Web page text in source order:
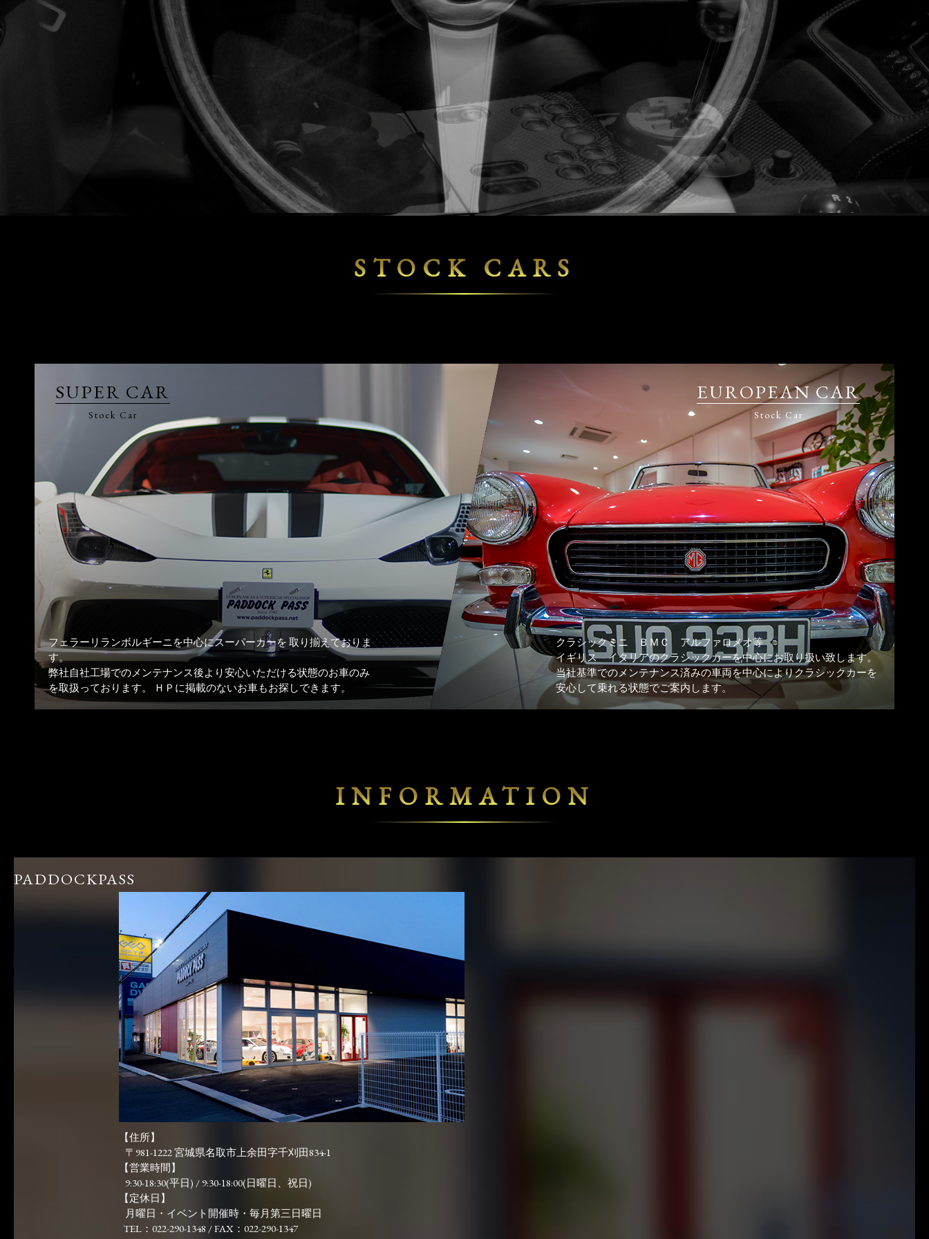
STOCK CARS
SUPER CAR
Stock Car
フェラーリランボルギーニを中心にスーパーカーを 取り揃えておりま
す。
弊社自社工場でのメンテナンス後より安心いただける状態のお車のみ
を取扱っております。 ＨＰに掲載のないお車もお探しできます。
EUROPEAN CAR
Stock Car
クラシックミニ ＢＭＣ アルファロメオ等
イギリス イタリアのクラシックカーを中心にお取り扱い致します。
当社基準でのメンテナンス済みの車両を中心によりクラシックカーを
安心して乗れる状態でご案内します。
INFORMATION
PADDOCKPASS
【住所】
〒981-1222 宮城県名取市上余田字千刈田834-1
【営業時間】
9:30-18:30(平日) / 9:30-18:00(日曜日、祝日)
【定休日】
月曜日・イベント開催時・毎月第三日曜日
TEL：022-290-1348 / FAX：022-290-1347